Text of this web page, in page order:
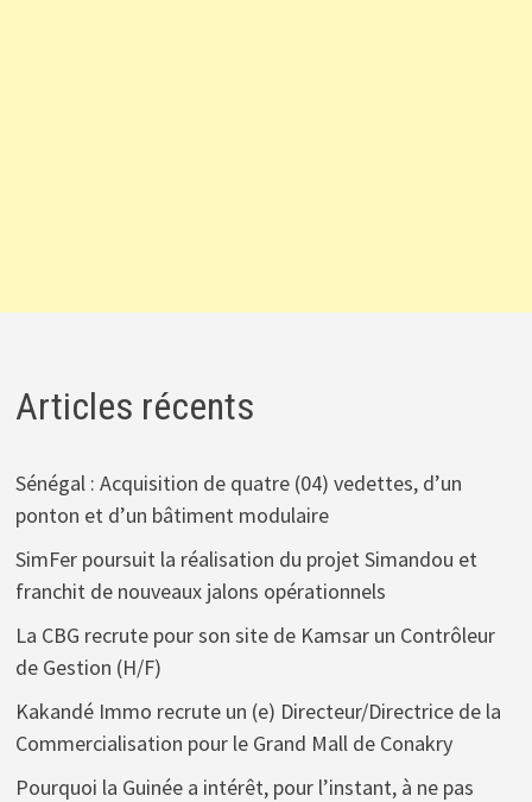
Articles récents
Sénégal : Acquisition de quatre (04) vedettes, d’un
ponton et d’un bâtiment modulaire
SimFer poursuit la réalisation du projet Simandou et
franchit de nouveaux jalons opérationnels
La CBG recrute pour son site de Kamsar un Contrôleur
de Gestion (H/F)
Kakandé Immo recrute un (e) Directeur/Directrice de la
Commercialisation pour le Grand Mall de Conakry
Pourquoi la Guinée a intérêt, pour l’instant, à ne pas